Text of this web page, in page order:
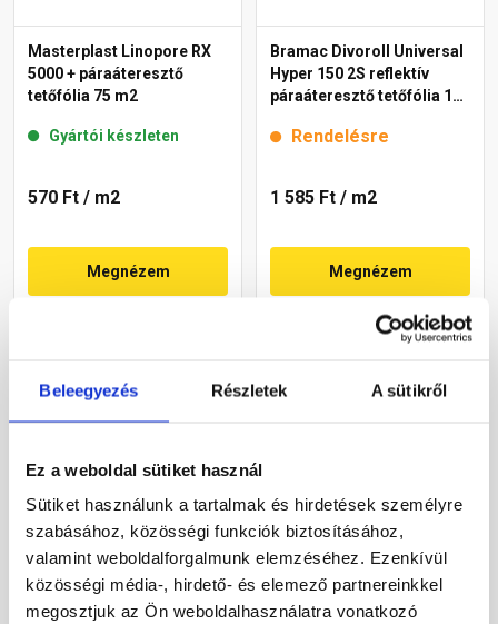
Beleegyezés Részletek A sütikről
Ez a weboldal sütiket használ
Sütiket használunk a tartalmak és hirdetések személyre
szabásához, közösségi funkciók biztosításához,
valamint weboldalforgalmunk elemzéséhez. Ezenkívül
közösségi média-, hirdető- és elemező partnereinkkel
megosztjuk az Ön weboldalhasználatra vonatkozó
Masterplast Linopore RX
5000 + páraáteresztő
tetőfólia 75 m2
Gyártói készleten
570 Ft / m2
Megnézem
Bramac Divoroll Universal
Hyper 150 2S reflektív
páraáteresztő tetőfólia 150
Rendelésre
1 585 Ft / m2
Megnézem
Bramac Divoroll Standard
120 páraáteresztő
tetófólia 120 g/m2, 1,5x50
m
Rendelésre
Isover Draftex Profi
páraáteresztő tetőfólia 1,6
Rendelésre